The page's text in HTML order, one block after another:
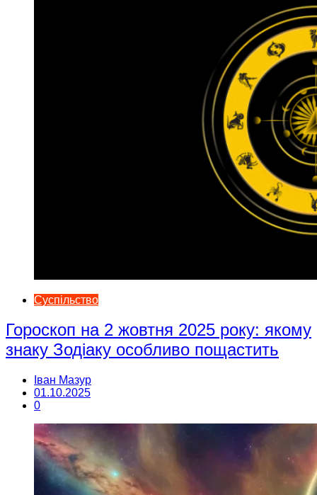
Суспільство
Гороскоп на 2 жовтня 2025 року: якому
знаку Зодіаку особливо пощастить
Іван Мазур
01.10.2025
0